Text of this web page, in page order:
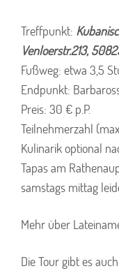
Treffpunkt:
Venloerstr.213,
Fußweg: etwa 3,5
Endpunkt:
Preis: 30 € p.P.
Teilnehmerzahl
Kulinarik optional
Tapas am
samstags mittag
Mehr über
Die Tour gibt es